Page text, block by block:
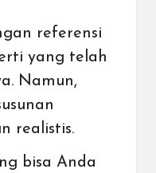
referensi
yang telah
Namun,
realistis.
bisa Anda